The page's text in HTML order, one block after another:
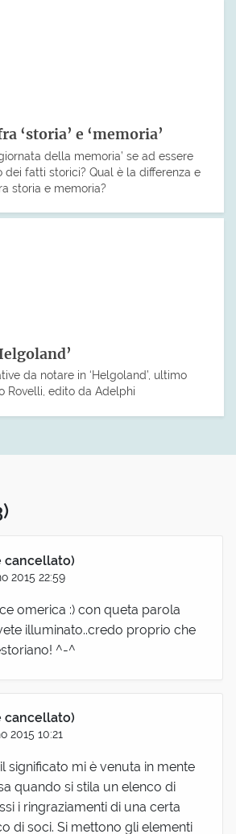
‘storia’ e ‘memoria’
della memoria’ se ad essere
dei fatti storici? Qual è la differenza e
storia e memoria?
da notare in ‘Helgoland’, ultimo
Rovelli, edito da Adelphi
cancellato)
2015 22:59
omerica :) con queta parola
illuminato..credo proprio che
^-^
cancellato)
2015 10:21
significato mi è venuta in mente
quando si stila un elenco di
i ringraziamenti di una certa
di soci. Si mettono gli elementi